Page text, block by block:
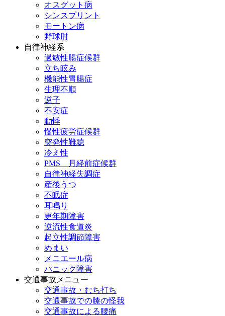
オスグット病
シンスプリント
モートン病
野球肘
自律神経系
過敏性腸症候群
立ち眩み
機能性胃腸症
生理不順
逆子
不安症
動悸
慢性疲労症候群
突発性難聴
冷え性
PMS 月経前症候群
自律神経失調症
産後うつ
不眠症
耳鳴り
更年期障害
逆流性食道炎
起立性調節障害
めまい
メニエール病
パニック障害
交通事故メニュー
交通事故・むち打ち
交通事故での膝の怪我
交通事故による腰痛